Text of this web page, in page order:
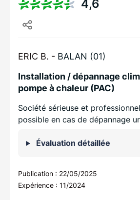
4,6
ERIC B. - BALAN (01)
Installation / dépannage
pompe à chaleur (PAC)
Société sérieuse et
possible en cas de dépannage
Évaluation détaillée
Publication : 22/05/2025
Expérience : 11/2024